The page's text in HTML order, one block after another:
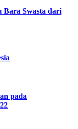
Bara Swasta dari
pada